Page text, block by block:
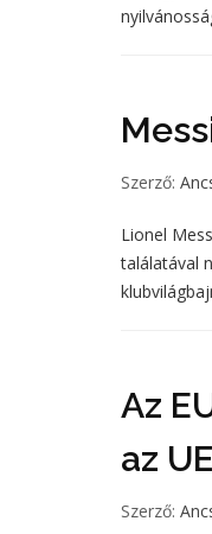
Szerző:
Lionel
találatával
Az
az
Szerző: